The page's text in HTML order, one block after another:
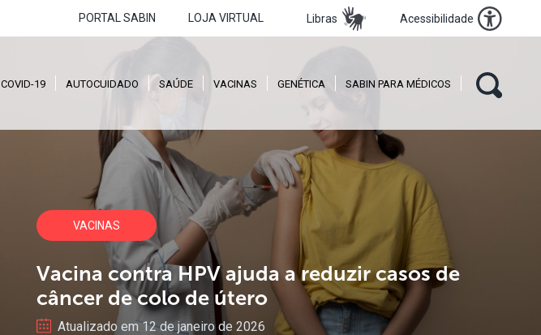
PORTAL SABIN LOJA VIRTUAL Libras Acessibilidade
COVID-19 AUTOCUIDADO SAÚDE VACINAS GENÉTICA SABIN PARA MÉDICOS
VACINAS
Vacina contra HPVajuda areduzircasosde
câncer decolodeútero
Atualizado em 12 de janeiro de 2026